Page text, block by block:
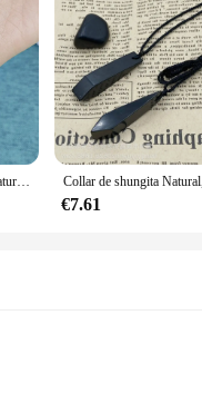
Pulsera Shungite de cristal Natural, piedras preciosas de energía de schungita para limpieza, meditación, Yoga, Fengshui, Negro, Rusia, 6mm, 8mm
€7.61